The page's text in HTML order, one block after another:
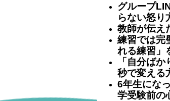
グループ
らない怒り
教師が伝え
練習では完
れる練習」
「自分ば
秒で変える
6年生にな
学受験前の